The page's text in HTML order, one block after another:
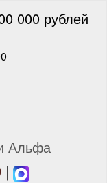
000 рублей
Альфа